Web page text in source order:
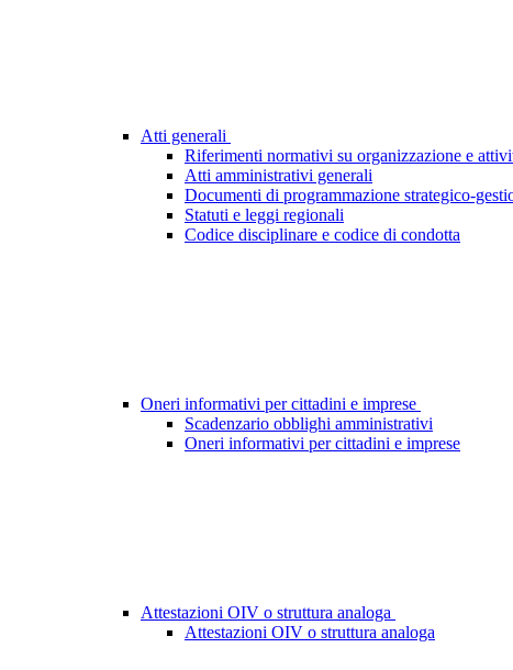
Atti generali
Riferimenti normativi su organizzazione e
Atti amministrativi generali
Documenti di programmazione strategico-
Statuti e leggi regionali
Codice disciplinare e codice di condotta
Oneri informativi per cittadini e imprese
Scadenzario obblighi amministrativi
Oneri informativi per cittadini e imprese
Attestazioni OIV o struttura analoga
Attestazioni OIV o struttura analoga